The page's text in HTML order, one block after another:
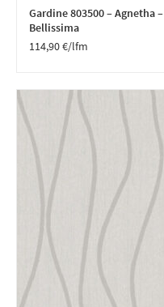
Gardine 803500 – Agnetha –
Bellissima
114,90€/lfm